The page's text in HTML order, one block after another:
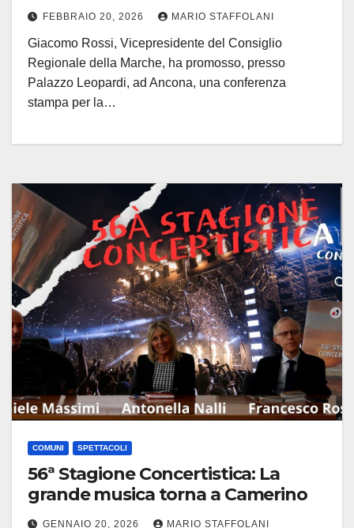
FEBBRAIO 20, 2026 MARIO STAFFOLANI
Giacomo Rossi, Vicepresidente del Consiglio
Regionale della Marche, ha promosso, presso
Palazzo Leopardi, ad Ancona, una conferenza
stampa per la…
COMUNI SPETTACOLI
56ª Stagione Concertistica: La
grande musica torna a Camerino
GENNAIO 20, 2026 MARIO STAFFOLANI